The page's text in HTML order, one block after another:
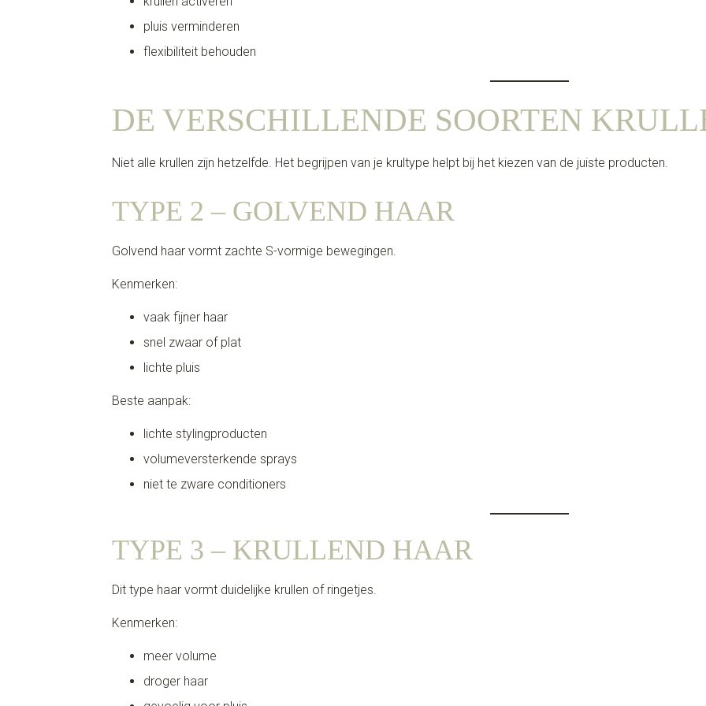
pluis verminderen
flexibiliteit behouden
DE VERSCHILLENDE SOORTEN
Niet alle krullen zijn hetzelfde. Het begrijpen van je krultype helpt bij het kiezen van de juiste producten.
TYPE 2 – GOLVEND HAAR
Golvend haar vormt zachte S-vormige bewegingen.
Kenmerken:
vaak fijner haar
snel zwaar of plat
lichte pluis
Beste aanpak:
lichte stylingproducten
volumeversterkende sprays
niet te zware conditioners
TYPE 3 – KRULLEND HAAR
Dit type haar vormt duidelijke krullen of ringetjes.
Kenmerken:
meer volume
droger haar